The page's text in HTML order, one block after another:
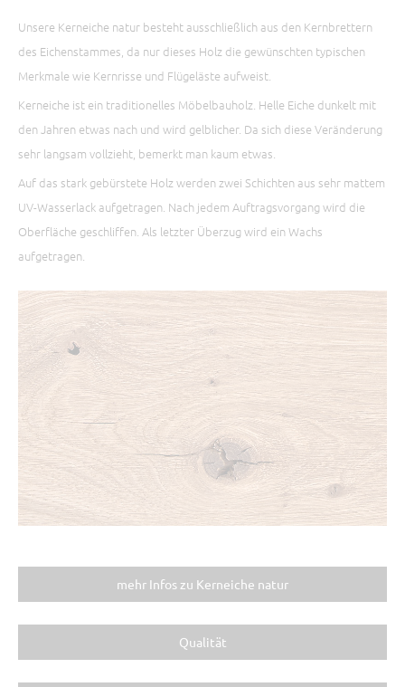
Unsere Kerneiche natur besteht ausschließlich aus den Kernbrettern
des Eichenstammes, da nur dieses Holz die gewünschten typischen
Merkmale wie Kernrisse und Flügeläste aufweist.
Kerneiche ist ein traditionelles Möbelbauholz. Helle Eiche dunkelt mit
den Jahren etwas nach und wird gelblicher. Da sich diese Veränderung
sehr langsam vollzieht, bemerkt man kaum etwas.
Auf das stark gebürstete Holz werden zwei Schichten aus sehr mattem
UV-Wasserlack aufgetragen. Nach jedem Auftragsvorgang wird die
Oberfläche geschliffen. Als letzter Überzug wird ein Wachs
aufgetragen.
mehr Infos zu Kerneiche natur
Qualität